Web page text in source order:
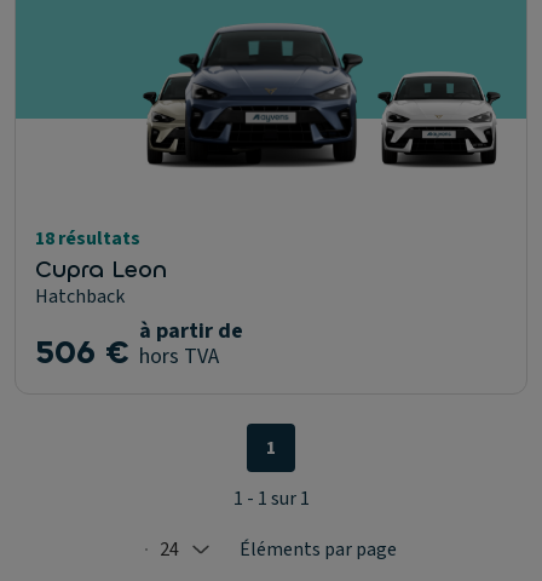
18 résultats
Cupra Leon
Hatchback
506 € à partir de
hors TVA
Selected: 24
24 Éléments par page
1
1 - 1 sur 1